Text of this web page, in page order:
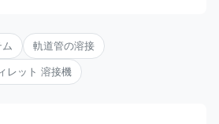
軌道管の溶接
レット 溶接機